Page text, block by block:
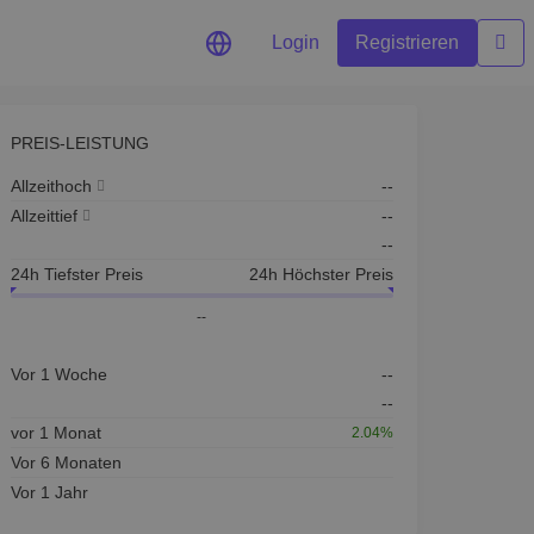
für Ihre
Login Registrieren
PREIS-LEISTUNG
Allzeithoch
--
Allzeittief
--
--
24h Tiefster Preis
24h Höchster Preis
--
Vor 1 Woche
--
--
vor 1 Monat
2.04%
Vor 6 Monaten
Vor 1 Jahr